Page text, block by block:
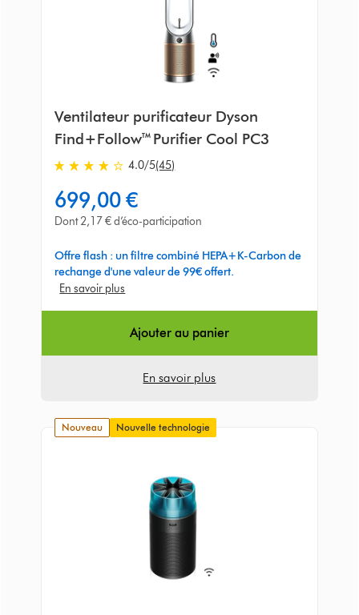
Ventilateur purificateur Dyson
Find+Follow™ Purifier Cool PC3
4.0
stars
out
of
from
45
Avis
4.0/5(45)
699,00 €
Dont 2,17 € d’éco-participation
Offre flash : un filtre combiné HEPA+K-Carbon de
rechange d'une valeur de 99€ offert.
En savoir plus
Ajouter au panier
En savoir plus
nouveau Nouvelle technologie